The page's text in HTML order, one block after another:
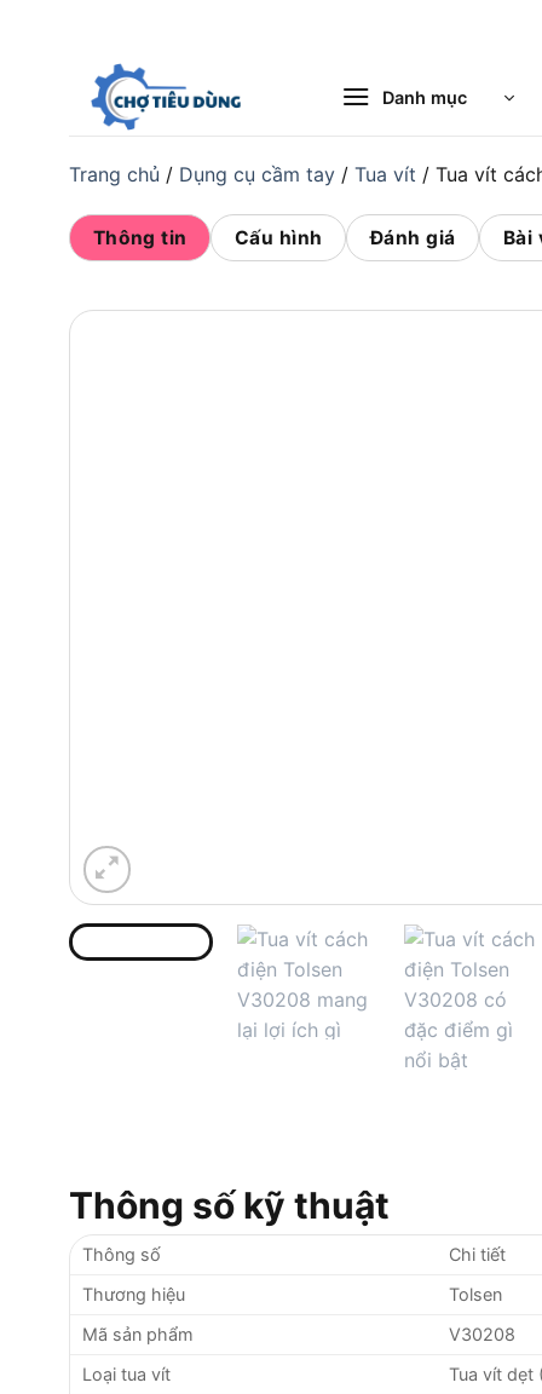
Danh mục
Trang chủ / Dụng cụ cầm tay / Tua vít / Tua vít
Thông tin Cấu hình Đánh giá Bài
Thông số kỹ thuật
Thông số
Chi tiết
Thương hiệu
Tolsen
Mã sản phẩm
V30208
Loại tua vít
Tua vít dẹt